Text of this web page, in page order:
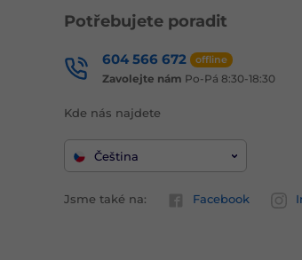
Potřebujete poradit
604 566 672 offline
Zavolejte nám Po-Pá 8:30-18:30
Kde nás najdete
Čeština
Jsme také na: Facebook